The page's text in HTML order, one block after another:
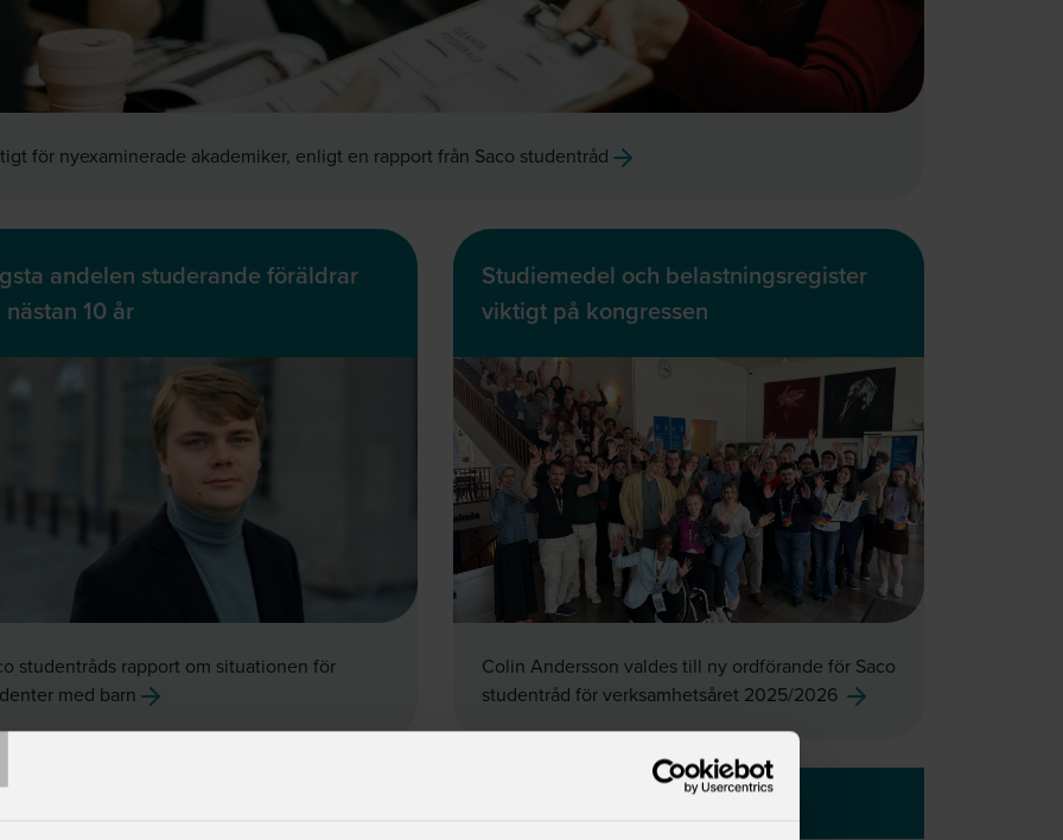
för nyexaminerade akademiker, enligt en rapport från Saco studentråd
andelen studerande föräldrar
10 år
studentråds rapport om situationen för
med barn
Studiemedel och belastningsregister
viktigt på kongressen
Colin Andersson valdes till ny ordförande för Saco
studentråd för verksamhetsåret 2025/2026